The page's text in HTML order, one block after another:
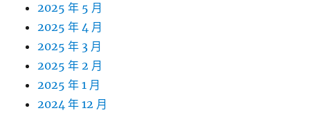
2025 年 5 月
2025 年 4 月
2025 年 3 月
2025 年 2 月
2025 年 1 月
2024 年 12 月